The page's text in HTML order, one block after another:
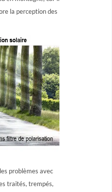
la perception des
problèmes avec
traités, trempés,